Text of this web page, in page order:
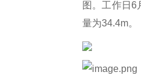
图。工作日6
量为34.4m。